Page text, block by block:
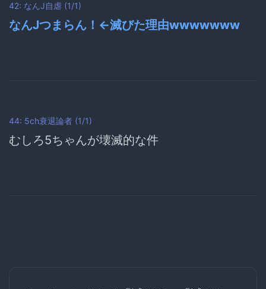
42: なんJ自虐 (1/1)
なんJつまらん！←滅びた理由wwwwwww
44: 5ch衰退論者 (1/1)
むしろ5ちゃんが壊滅的な件